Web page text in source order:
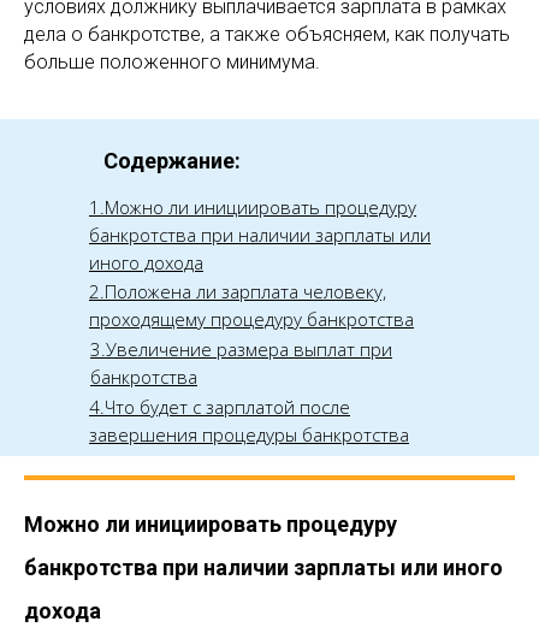
условиях должнику выплачивается зарплата в рамках
дела о банкротстве, а также объясняем, как получать
больше положенного минимума.
Содержание:
1.Можно ли инициировать процедуру
банкротства при наличии зарплаты или
иного дохода
2.Положена ли зарплата человеку,
проходящему процедуру банкротства
3.Увеличение размера выплат при
банкротства
4.Что будет с зарплатой после
завершения процедуры банкротства
Можно ли инициировать процедуру
банкротства при наличии зарплаты или иного
дохода